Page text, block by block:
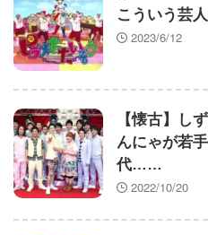
こういう芸
2023/6/12
【懐古】し
んにゃが若
代……
2022/10/20